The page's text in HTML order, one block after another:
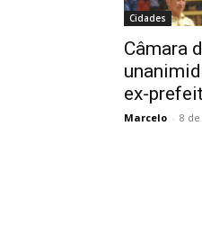
Cidades
Câmara
ex-
Marcelo - 8